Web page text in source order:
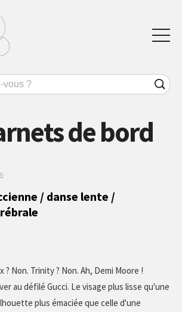
de bord
/ danse lente /
? Non. Trinity ? Non. Ah, Demi Moore !
au défilé Gucci. Le visage plus lisse qu'une
plus émaciée que celle d'une